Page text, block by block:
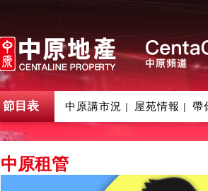
節目表 中原講市況 | 屋苑情報 | 帶
中原租管